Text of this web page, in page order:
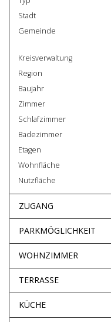
Stadt
Gemeinde
Kreisverwaltung
Region
Baujahr
Zimmer
Schlafzimmer
Badezimmer
Etagen
Wohnfläche
Nutzfläche
ZUGANG
PARKMÖGLICHKEIT
WOHNZIMMER
TERRASSE
KÜCHE